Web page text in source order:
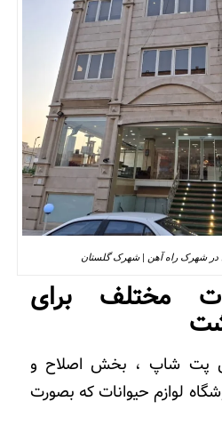
در شهرک راه آهن | شهرک گلستان
مختلف برای
پت شاپ ، بخش اصلاح و
لوازم حیوانات که بصورت